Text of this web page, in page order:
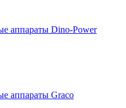
аппараты Dino-Power
аппараты Graco